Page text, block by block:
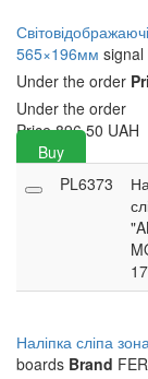
565×196мм
Under the order
Under the order
Price 896.50 UAH
Buy
PL6373
Наліпка сліпа
boards Brand